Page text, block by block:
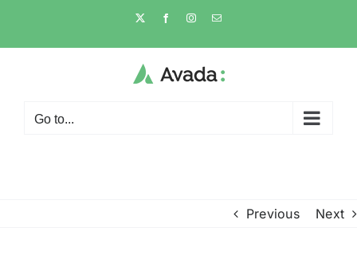
content
X FacebookInstagramEmail
Go to...
Previous Next